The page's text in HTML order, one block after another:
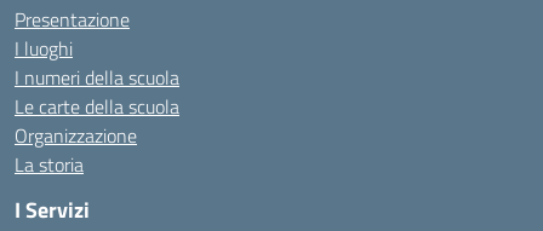
Presentazione
I luoghi
I numeri della scuola
Le carte della scuola
Organizzazione
La storia
I Servizi